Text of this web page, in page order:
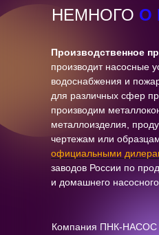
НЕМНОГО О
Производственное
производит насосные
водоснабжения и
для различных сфер
производим
металлоизделия,
чертежам или
официальными
заводов России по
и домашнего
Компания ПНК-НАСОС